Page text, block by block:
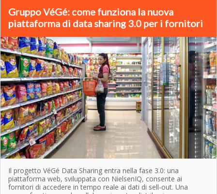
Gruppo VéGé: come funziona la nuova
piattaforma di data sharing 3.0 per i fornitori
Il progetto VéGé Data Sharing entra nella fase 3.0: una
piattaforma web, sviluppata con NielsenIQ, consente ai
fornitori di accedere in tempo reale ai dati di sell-out. Una